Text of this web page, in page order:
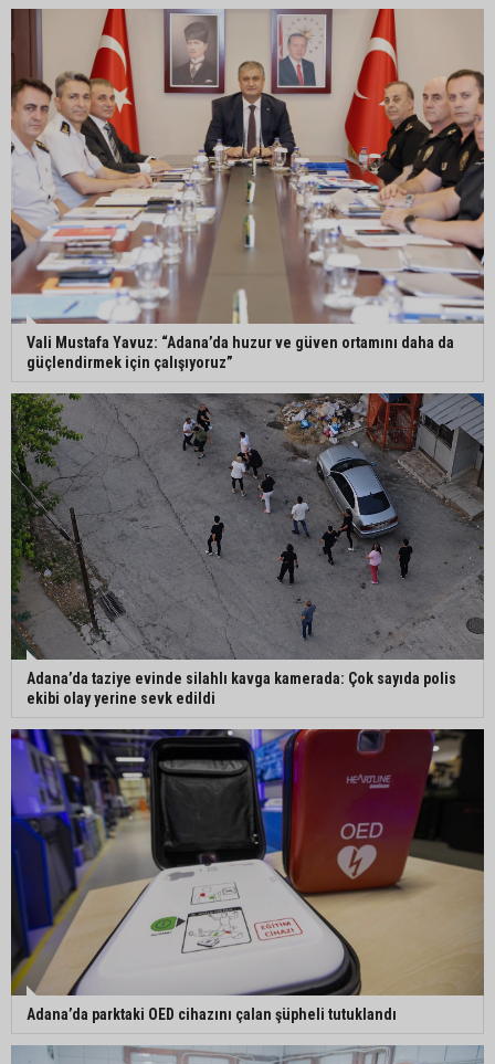
Adana’da parktaki OED cihazını çalan şüpheli
tutuklandı
Seyhan’da fırın ve pastanelere hijyen denetimi
gerçekleştirildi
Eski polis memuru Ergün Karakaya’nın
öldürüldüğü silahlı kavganın görüntüleri ortaya
çıktı
İmamoğlu’nda hijyen ve etiket kontrolü
Mustafa Özkan: "Yüreğir Belediye Başkan
Vekilliği seçimine ilişkin hukuki süreç başlatıldı"
Vali Mustafa Yavuz: “Adana’da huzur ve güven ortamını daha da
güçlendirmek için çalışıyoruz”
Adana’da taziye evinde silahlı kavga kamerada: Çok sayıda polis
ekibi olay yerine sevk edildi
Adana’da parktaki OED cihazını çalan şüpheli tutuklandı